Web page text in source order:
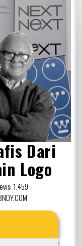
Dari
Logo
1.459